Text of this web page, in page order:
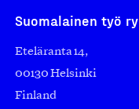
Suomalainen työ ry
Eteläranta 14,
00130 Helsinki
Finland